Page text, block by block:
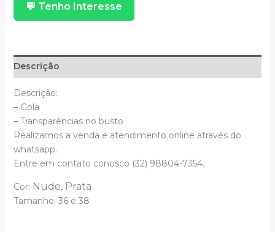
Tule
Nude
quantidade
💬 Tenho Interesse
Descrição
Descrição:
– Gola
– Transparências no busto
Realizamos a venda e atendimento online através do
whatsapp.
Entre em contato conosco (32) 98804-7354.
Cor: Nude, Prata
Tamanho: 36 e 38